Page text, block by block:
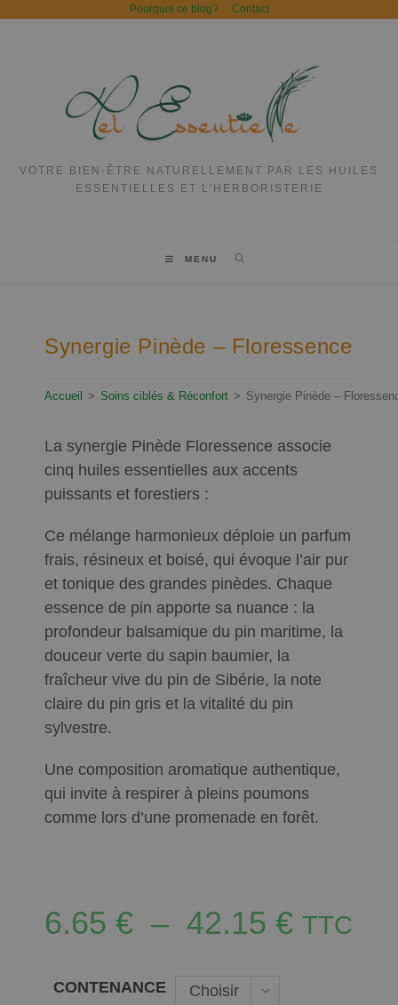
Pourquoi ce blog? Contact
VOTRE BIEN-ÊTRE NATURELLEMENT PAR LES HUILES
ESSENTIELLES ET L'HERBORISTERIE
MENU
Synergie Pinède – Floressence
Accueil > Soins ciblés & Réconfort > Synergie Pinède –
La synergie Pinède Floressence associe
cinq huiles essentielles aux accents
puissants et forestiers :
Ce mélange harmonieux déploie un parfum
frais, résineux et boisé, qui évoque l’air pur
et tonique des grandes pinèdes. Chaque
essence de pin apporte sa nuance : la
profondeur balsamique du pin maritime, la
douceur verte du sapin baumier, la
fraîcheur vive du pin de Sibérie, la note
claire du pin gris et la vitalité du pin
sylvestre.
Une composition aromatique authentique,
qui invite à respirer à pleins poumons
comme lors d’une promenade en forêt.
6.65 € – 42.15 € TTC
CONTENANCE
Choisir